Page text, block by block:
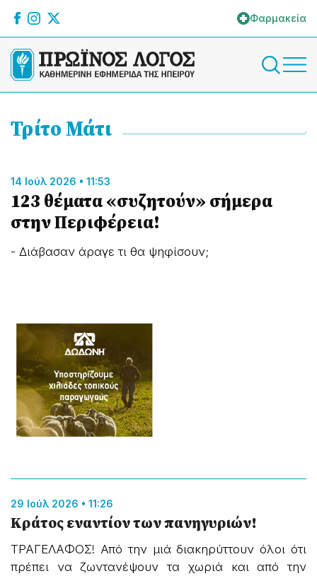
Φαρμακεία
Τρίτο Μάτι
14 Ιούλ 2026 • 11:53
123 θέματα «συζητούν» σήμερα
στην Περιφέρεια!
- Διάβασαν άραγε τι θα ψηφίσουν;
29 Ιούλ 2026 • 11:26
Κράτος εναντίον των πανηγυριών!
ΤΡΑΓΕΛΑΦΟΣ! Από την μιά διακηρύττουν όλοι ότι
πρέπει να ζωντανέψουν τα χωριά και από την